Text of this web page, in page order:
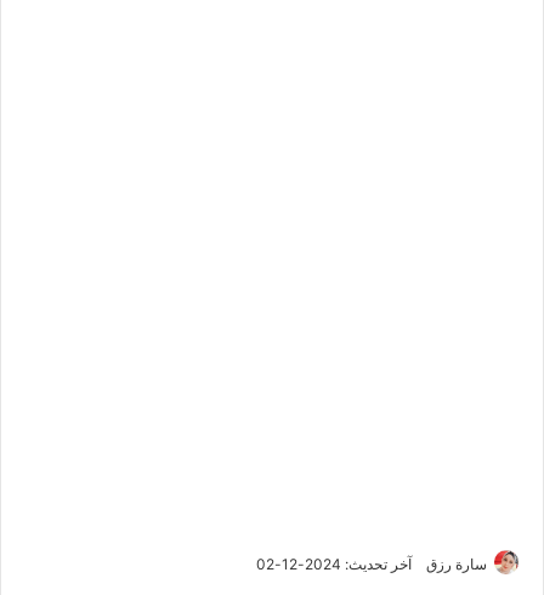
سارة رزق آخر تحديث: 2024-12-02